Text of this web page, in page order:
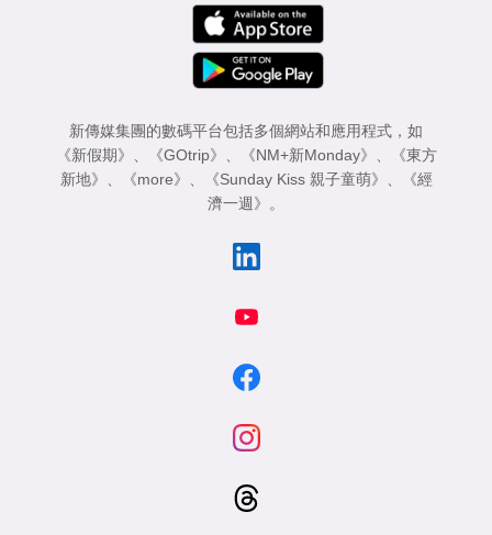
新傳媒集團的數碼平台包括多個網站和應用程式，如
《新假期》
《GOtrip》 《NM+新Monday》
《東方
新地》
《more》 《Sunday Kiss 親子童萌》
《經
濟一週》
。